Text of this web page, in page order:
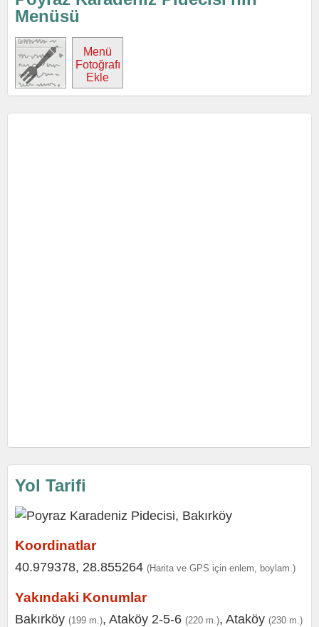
Menüsü
Menü
Fotoğrafı
Ekle
Yol Tarifi
Koordinatlar
40.979378, 28.855264 (Harita ve GPS için enlem, boylam.)
Yakındaki Konumlar
Bakırköy (199 m.), Ataköy 2-5-6 (220 m.), Ataköy (230 m.)